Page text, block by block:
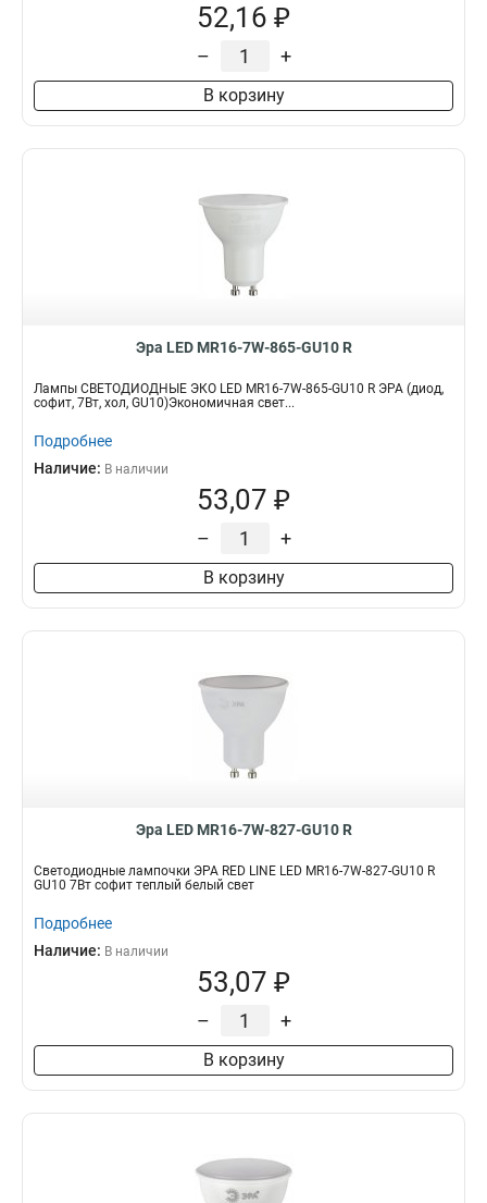
52,16 ₽
– +
В корзину
Эра LED MR16-7W-865-GU10 R
Лампы СВЕТОДИОДНЫЕ ЭКО LED MR16-7W-865-GU10 R ЭРА (диод,
софит, 7Вт, хол, GU10)Экономичная свет...
Подробнее
Наличие: В наличии
53,07 ₽
– +
В корзину
Эра LED MR16-7W-827-GU10 R
Светодиодные лампочки ЭРА RED LINE LED MR16-7W-827-GU10 R
GU10 7Вт софит теплый белый свет
Подробнее
Наличие: В наличии
53,07 ₽
– +
В корзину